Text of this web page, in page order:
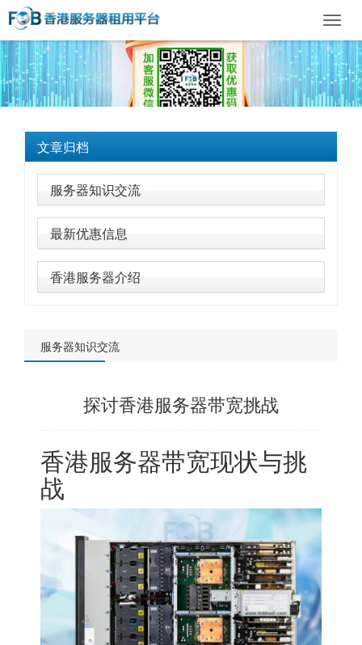
文章归档
服务器知识交流
最新优惠信息
香港服务器介绍
服务器知识交流
探讨香港服务器带宽挑战
香港服务器带宽现状与挑
战